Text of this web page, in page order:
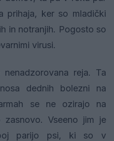
prihaja, ker so mladički
in notranjih. Pogosto so
virusi.
reja. Ta
dednih bolezni na
se ne ozirajo na
zasnovo. Vseeno jim je
parijo psi, ki so v